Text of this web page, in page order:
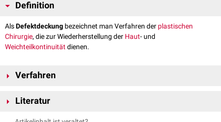
Definition
AlsDefektdeckung bezeichnet man Verfahren der plastischen
Chirurgie, die zur Wiederherstellung der Haut- und
Weichteilkontinuitätdienen.
Verfahren
freien Hauttransplantation und plastischen Verfahren mit einem
Literatur
Hoffmann, Altmeyer: Ästhetische und plastische Operationen in der